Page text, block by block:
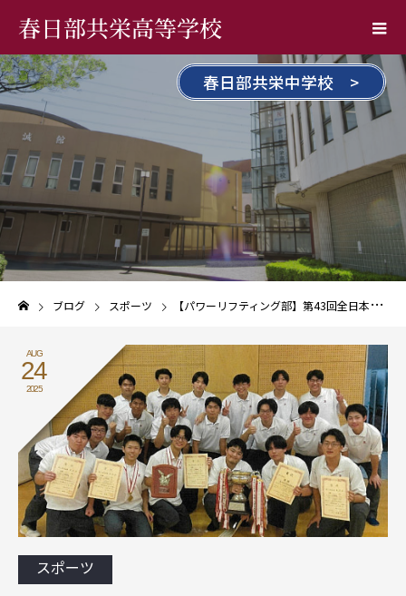
春日部共栄高等学校
春日部共栄中学校 >
ブログ スポーツ 【パワーリフティング部】第43回全日本高等学校パワーリフティング選手権大会 団体戦優勝！！
AUG
24
2025
スポーツ